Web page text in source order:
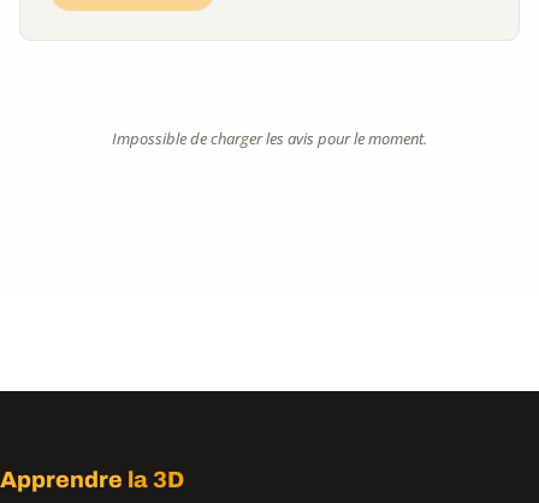
Impossible de charger les avis pour le moment.
Apprendre la 3D